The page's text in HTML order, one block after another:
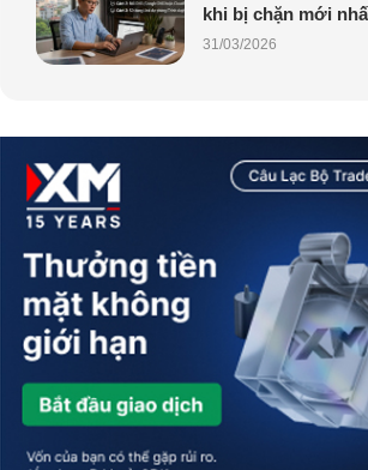
khi bị chặn mới
31/03/2026